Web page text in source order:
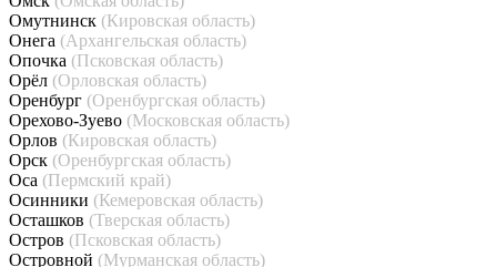
Омутнинск (Кировская область)
Онега (Архангельская область)
Опочка (Псковская область)
Орёл (Орловская область)
Оренбург (Оренбургская область)
Орехово-Зуево (Московская область)
Орлов (Кировская область)
Орск (Оренбургская область)
Оса (Пермский край)
Осинники (Кемеровская область)
Осташков (Тверская область)
Остров (Псковская область)
Островной (Мурманская область)